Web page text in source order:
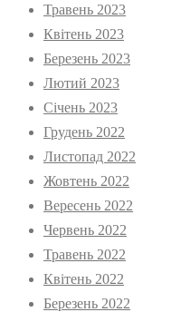
Травень 2023
Квітень 2023
Березень 2023
Лютий 2023
Січень 2023
Грудень 2022
Листопад 2022
Жовтень 2022
Вересень 2022
Червень 2022
Травень 2022
Квітень 2022
Березень 2022